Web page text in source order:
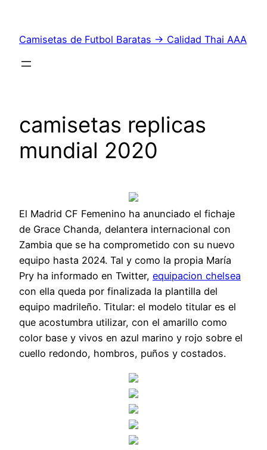
contenido
Camisetas de Futbol Baratas → Calidad Thai AAA
camisetas replicas
mundial 2020
El Madrid CF Femenino ha anunciado el fichaje
de Grace Chanda, delantera internacional con
Zambia que se ha comprometido con su nuevo
equipo hasta 2024. Tal y como la propia María
Pry ha informado en Twitter, equipacion chelsea
con ella queda por finalizada la plantilla del
equipo madrileño. Titular: el modelo titular es el
que acostumbra utilizar, con el amarillo como
color base y vivos en azul marino y rojo sobre el
cuello redondo, hombros, puños y costados.